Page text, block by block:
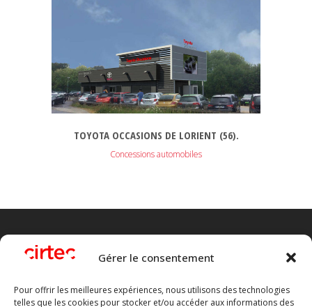
Gérer le consentement
Pour offrir les meilleures expériences, nous utilisons des technologies
telles que les cookies pour stocker et/ou accéder aux informations des
TOYOTA OCCASIONS DE LORIENT (56).
Concessions automobiles